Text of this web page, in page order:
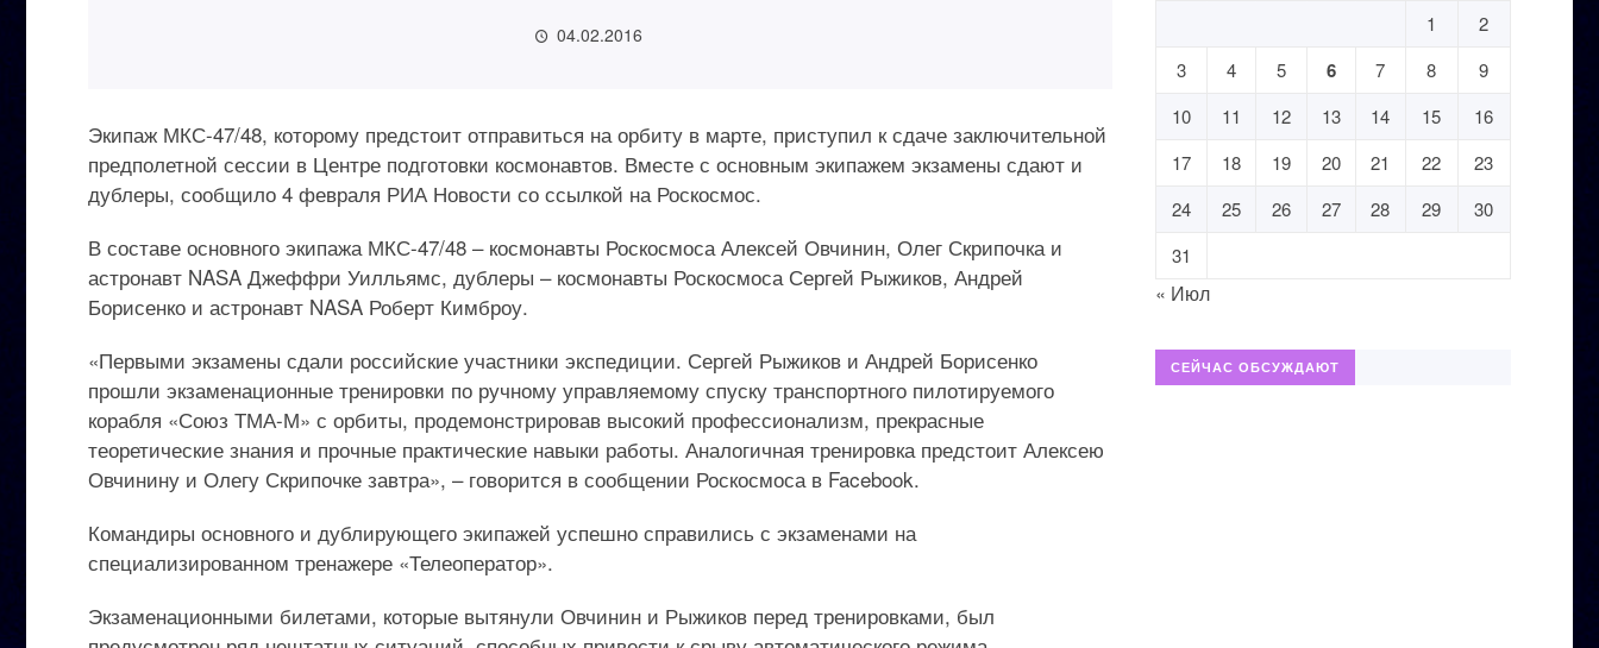
04.02.2016
Экипаж МКС-47/48, которому предстоит отправиться на орбиту в марте, приступил к сдаче заключительной
предполетной сессии в Центре подготовки космонавтов. Вместе с основным экипажем экзамены сдают и
дублеры, сообщило 4 февраля РИА Новости со ссылкой на Роскосмос.
В составе основного экипажа МКС-47/48 – космонавты Роскосмоса Алексей Овчинин, Олег Скрипочка и
астронавт NASA Джеффри Уилльямс, дублеры – космонавты Роскосмоса Сергей Рыжиков, Андрей
Борисенко и астронавт NASA Роберт Кимброу.
«Первыми экзамены сдали российские участники экспедиции. Сергей Рыжиков и Андрей Борисенко
прошли экзаменационные тренировки по ручному управляемому спуску транспортного пилотируемого
корабля «Союз ТМА-М» с орбиты, продемонстрировав высокий профессионализм, прекрасные
теоретические знания и прочные практические навыки работы. Аналогичная тренировка предстоит Алексею
Овчинину и Олегу Скрипочке завтра», – говорится в сообщении Роскосмоса в Facebook.
Командиры основного и дублирующего экипажей успешно справились с экзаменами на
специализированном тренажере «Телеоператор».
Экзаменационными билетами, которые вытянули Овчинин и Рыжиков перед тренировками, был
1
2
3
4 5 6 7 8
9
10
11 12 13 14 15
16
17
18 19 20 21 22
23
24
25 26 27 28 29
30
31
« Июл
СЕЙЧАС ОБСУЖДАЮТ